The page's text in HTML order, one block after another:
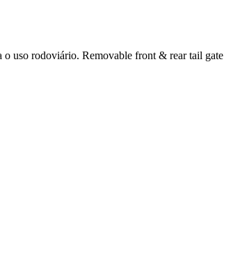
o uso rodoviário. Removable front & rear tail gate